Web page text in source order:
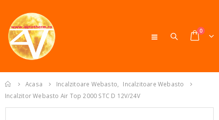
0
Acasa Incalzitoare Webasto
Incalzitoare Webasto
Incalzitor Webasto Air Top 2000 STC D 12V/24V